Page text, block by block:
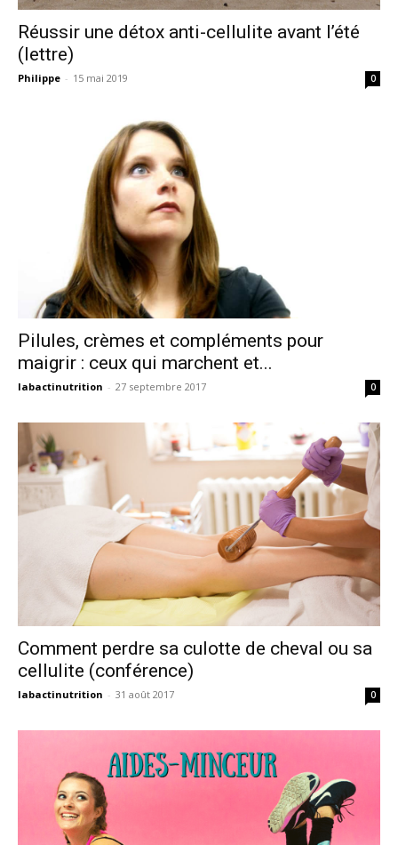
Réussir une détox anti-cellulite avant l’été
(lettre)
Philippe - 15 mai 2019 0
Pilules, crèmes et compléments pour
maigrir : ceux qui marchent et...
labactinutrition - 27 septembre 2017 0
Comment perdre sa culotte de cheval ou sa
cellulite (conférence)
labactinutrition - 31 août 2017 0